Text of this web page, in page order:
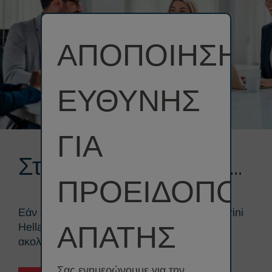
Στείλτε το βιογραφικό
σας
Εάν ενδιαφέρεστε να γίνετε μέλος της Menarini
Hellas, στείλτε το βιογραφικό σας και
ακολουθήστε μας στο
LinkedIn
ΑΠΟΠΟΙΗΣΗ
ΕΥΘΥΝΗΣ
ΓΙΑ
ΑΠΑΤΗΣ